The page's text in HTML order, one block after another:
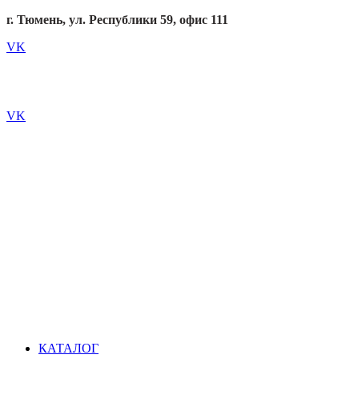
г. Тюмень, ул. Республики 59, офис 111
VK
VK
КАТАЛОГ